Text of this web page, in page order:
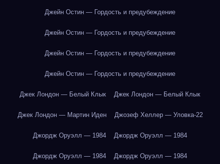
Джейн Остин — Гордость и предубеждение
Джейн Остин — Гордость и предубеждение
Джейн Остин — Гордость и предубеждение
Джейн Остин — Гордость и предубеждение
Джек Лондон — Белый Клык Джек Лондон — Белый Клык
Джек Лондон — Мартин Иден Джозеф Хеллер — Уловка-22
Джордж Оруэлл — 1984 Джордж Оруэлл — 1984
Джордж Оруэлл — 1984 Джордж Оруэлл — 1984